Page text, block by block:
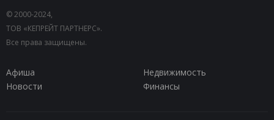
© 2000-2024,
ТОВ «КЕПРЕЙТ ПАРТНЕРС».
Все права защищены.
Афиша
Недвижимость
Новости
Финансы